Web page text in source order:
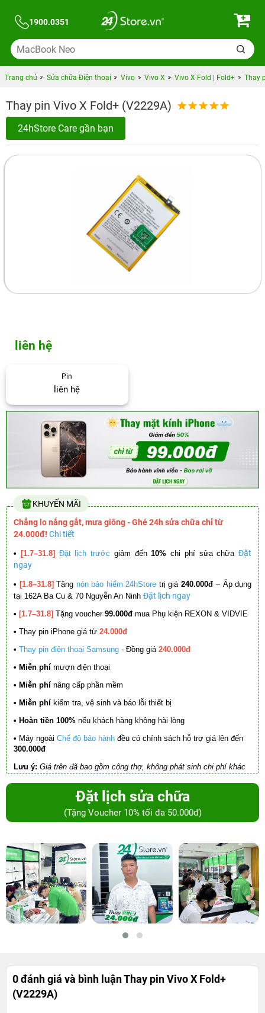
1900.0351
Trang chủ Sửa chữa Điện thoại Vivo Vivo X Vivo X Fold | Fold+ Thay
Thay pin Vivo X Fold+ (V2229A)
24hStore Care gần bạn
liên hệ
Pin
liên hệ
KHUYẾN MÃI
Chẳng lo nắng gắt, mưa giông - Ghé 24h sửa chữa chỉ từ
24.000đ! Chi tiết
• [1.7–31.8] Đặt lịch trước giảm đến10% chi phí sửa chữa Đặt
ngay
• [1.8–31.8] Tặng nón bảo hiểm 24hStore trị giá 240.000đ – Áp dụng
tại 162A Ba Cu & 70 Nguyễn An Ninh Đặt lịch ngay
• [1.7–31.8] Tặng voucher 99.000đ mua Phụ kiện REXON & VIDVIE
• Thay pin iPhone giá từ 24.000đ
• Thay pin điện thoại Samsung - Đồng giá 240.000đ
• Miễn phí mượn điện thoại
• Miễn phí nâng cấp phần mềm
• Miễn phí kiểm tra, vệ sinh và báo lỗi thiết bị
• Hoàn tiền 100% nếu khách hàng không hài lòng
• Máy ngoài Chế độ bảo hành đều có chính sách hỗ trợ giá lên đến
300.000đ
Lưu ý: Giá trên đã bao gồm công thợ, không phát sinh chi phí khác
Đặt lịch sửa chữa
(Tặng Voucher 10% tối đa 50.000đ)
0 đánh giá và bình luậnThay pin Vivo X Fold+
(V2229A)